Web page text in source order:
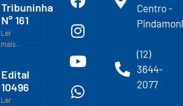
Tribuninha
N° 161
Ler
mais...
Edital
10496
Ler
Centro -
(12)
3644-
2077